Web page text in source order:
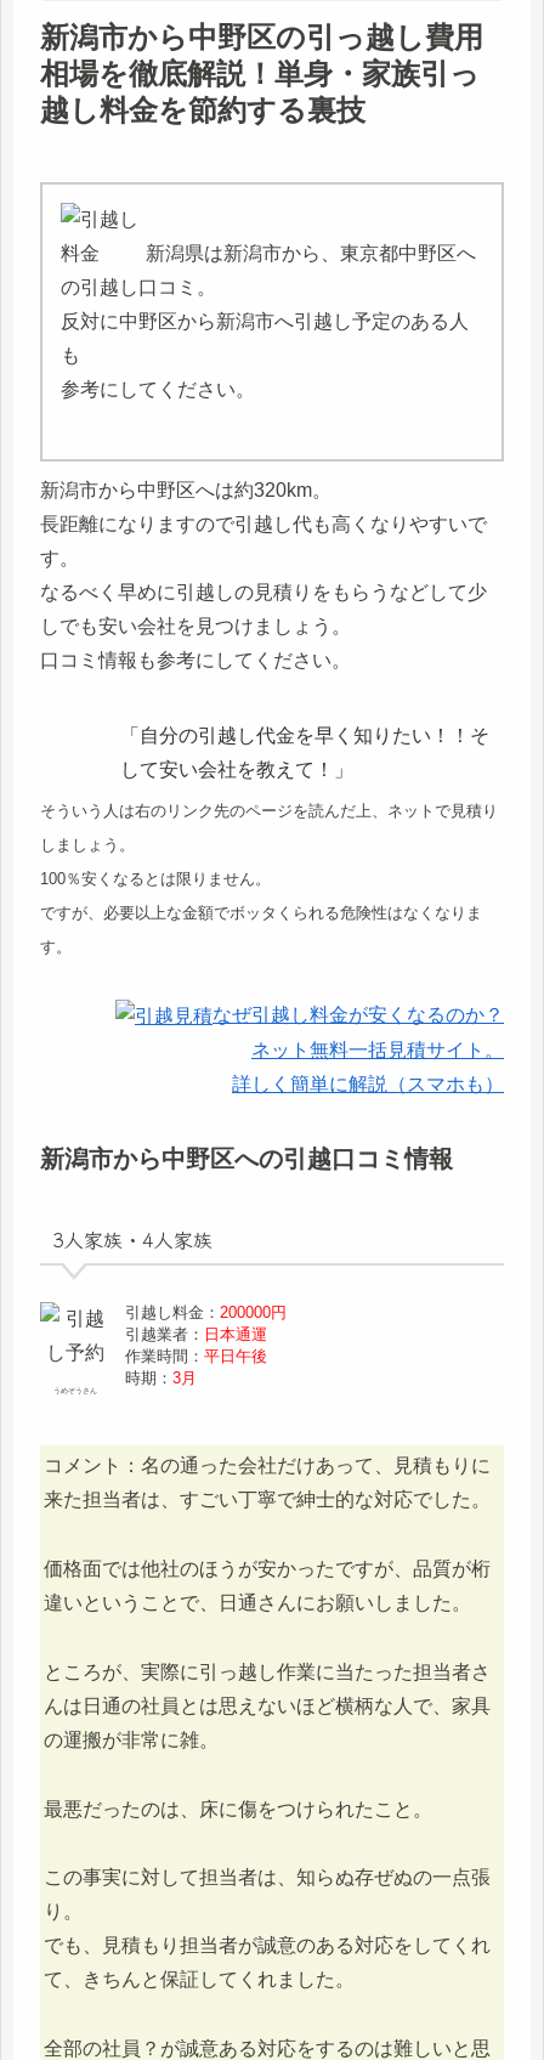
新潟市から中野区の引っ越し費用
相場を徹底解説！単身・家族引っ
越し料金を節約する裏技
新潟県は新潟市から、東京都中野区へ
の引越し口コミ。
反対に中野区から新潟市へ引越し予定のある人
も
参考にしてください。
新潟市から中野区へは約320km。
長距離になりますので引越し代も高くなりやすいで
す。
なるべく早めに引越しの見積りをもらうなどして少
しでも安い会社を見つけましょう。
口コミ情報も参考にしてください。
「自分の引越し代金を早く知りたい！！そ
して安い会社を教えて！」
そういう人は右のリンク先のページを読んだ上、ネットで見積り
しましょう。
100％安くなるとは限りません。
ですが、必要以上な金額でボッタくられる危険性はなくなりま
す。
なぜ引越し料金が安くなるのか？
ネット無料一括見積サイト。
詳しく簡単に解説（スマホも）
新潟市から中野区への引越口コミ情報
3人家族・4人家族
うめぞうさん
引越し料金：200000円
引越業者： 日本通運
作業時間：平日午後
時期：3月
コメント：名の通った会社だけあって、見積もりに
来た担当者は、すごい丁寧で紳士的な対応でした。
価格面では他社のほうが安かったですが、品質が桁
違いということで、日通さんにお願いしました。
ところが、実際に引っ越し作業に当たった担当者さ
んは日通の社員とは思えないほど横柄な人で、家具
の運搬が非常に雑。
最悪だったのは、床に傷をつけられたこと。
この事実に対して担当者は、知らぬ存ぜぬの一点張
り。
でも、見積もり担当者が誠意のある対応をしてくれ
て、きちんと保証してくれました。
全部の社員？が誠意ある対応をするのは難しいと思